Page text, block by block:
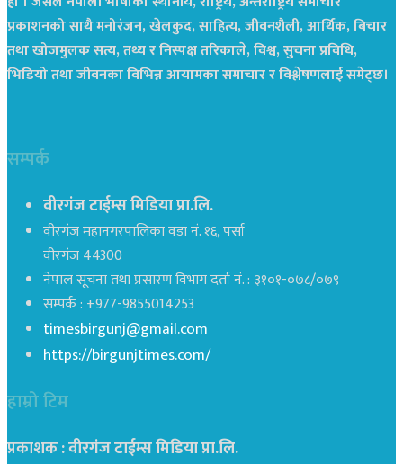
प्रकाशनको साथै मनोरंजन, खेलकुद, साहित्य, जीवनशैली, आर्थिक, बिचार
तथा खोजमुलक सत्य, तथ्य र निस्पक्ष तरिकाले, विश्व, सुचना प्रविधि,
भिडियो तथा जीवनका विभिन्न आयामका समाचार र विश्लेषणलाई समेट्छ।
सम्पर्क
वीरगंज टाईम्स मिडिया प्रा.लि.
वीरगंज महानगरपालिका वडा नं. १६, पर्सा
वीरगंज 44300
नेपाल सूचना तथा प्रसारण विभाग दर्ता नं. : ३१०१-०७८/०७९
सम्पर्क : +977-9855014253
timesbirgunj@gmail.com
https://birgunjtimes.com/
हाम्रो टिम
प्रकाशक : वीरगंज टाईम्स मिडिया प्रा‍.लि.